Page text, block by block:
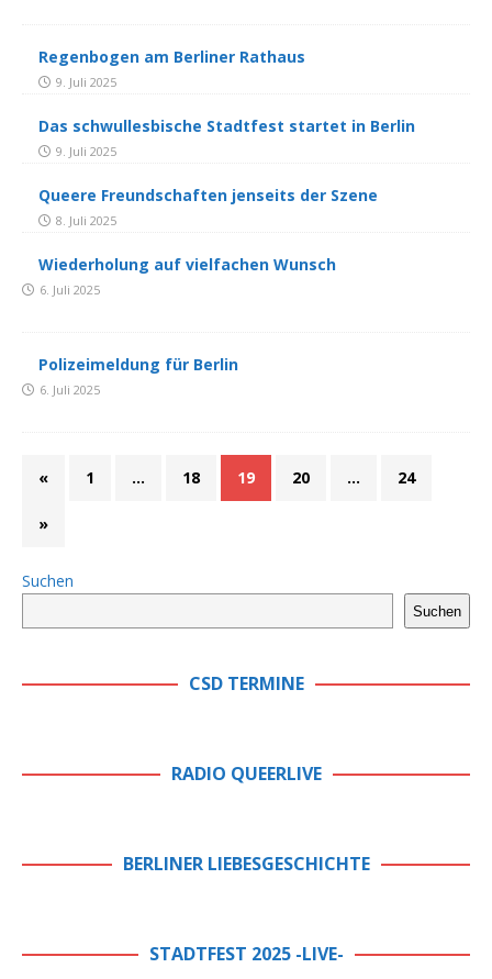
Regenbogen am Berliner Rathaus
9. Juli 2025
Das schwullesbische Stadtfest startet in Berlin
9. Juli 2025
Queere Freundschaften jenseits der Szene
8. Juli 2025
Wiederholung auf vielfachen Wunsch
6. Juli 2025
Polizeimeldung für Berlin
6. Juli 2025
« 1 … 18 19 20 … 24
»
Suchen
Suchen
CSD TERMINE
RADIO QUEERLIVE
BERLINER LIEBESGESCHICHTE
STADTFEST 2025 -LIVE-